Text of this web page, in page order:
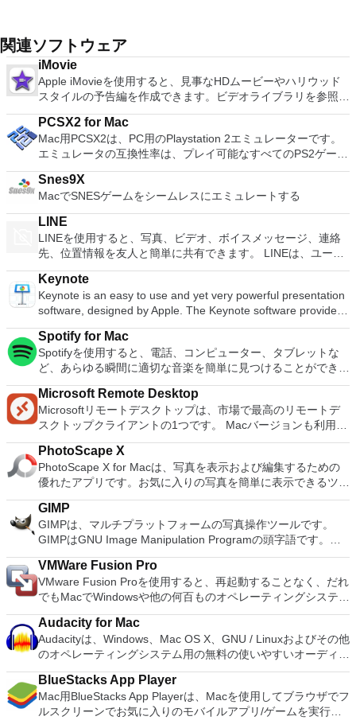
関連ソフトウェア
iMovie
Apple iMovieを使用すると、見事なHDムービーやハリウッド
スタイルの予告編を作成できます。ビデオライブラリを参照し
て、お気に入りのビデオを簡単に共有できます。ビデオは外部
デバイスからインポートして、簡単に微調整、再配置、編集し
てから、共有したりDVDに書き込んだりできます。 機能が含
まれます： 日付でサイドバーのイベントをソートするオプシ
ョン新しいタイトルのフォント、サイズ、色を変更するタイム
ラインのトランジションをダブルクリックして、継続時間を調
整しますイベント内のクリップの切り取りと回転調整バーを使
用して速度効果を追加する速度効果の出入りをスムーズに切り
替えるオプション
PCSX2 for Mac
Mac用PCSX2は、PC用のPlaystation 2エミュレーターです。
エミュレータの互換性率は、プレイ可能なすべてのPS2ゲーム
の80％以上を誇っています。かなり強力なコンピューターを
所有している場合、PCSX2 for Macは優れたエミュレーターで
す。また、このアプリケーションはローエンドコンピューター
のサポートも提供するため、Playstation 2コンソールのすべて
の所有者は、Macで動作するゲームを見ることができます。
Macエミュレーター用PCSX2を使用すると、PS2コントローラ
ーを使用して本物のプレイステーション体験をシミュレートで
きます。このアプリケーションでは、ディスクからゲームを直
接実行することも、ハードドライブからイメージとして実行す
ることもできます。 主な機能は次のとおりです。
Savestates：ボタンを1つ押すだけで、ゲームの現在の「状
態」を保存できます。 無制限のメモリーカード：好きなだけ
メモリーカードを保存でき、8MBから64MBまでの単一の物理
カードに制限されなくなりました。 高解像度のグラフィック
ムをプレイできます。 全体的に、PC PS2 for Mac PS2エミュ
レーターの機能は優れています。 PS2ゲームを高い精度でエ
ミュレートでき、Mac OSとエミュレーターを切り替えること
ができます。欠点は、高速ゲームに苦労し、時々フリーズまた
はクラッシュすることです。* Mac用PCSX2を使用するには、
コンソールから抽出できるPlaystation 2 BIOSが必要です。
Snes9X
MacでSNESゲームをシームレスにエミュレートする
LINE
LINEを使用すると、写真、ビデオ、ボイスメッセージ、連絡
先、位置情報を友人と簡単に共有できます。 LINEは、ユーザ
ーが他の多くのプラットフォームとともにMacやiOSの仲間の
ユーザーとやり取りできる唯一のサービスの1つです。 人気ア
ーティスト、有名人、ブランド、テレビ番組の最新ニュースと
特別クーポンを入手できます。 LINEを使用すると、1対1のメ
ッセージングとグループチャットで、いつでもどこでも無料の
インスタントメッセージを友人と交換できます。 LINEは、
iPhone、Android、Windows Phone、Blackberry、さらには
PCのすべての一般的なスマートフォンデバイスで利用できま
す。 主な機能に含まれるもの LINEステッカー：10,000を超え
るステッカーと顔文字を使用した、より楽しく表現力豊かなチ
ャット。 タイムライン：タイムラインを使用してテキスト、
写真、ビデオ、ステッカーを共有し、親しい友人とストーリー
を交換します。 スナップムービー：わずか10秒で最高品質の
ビデオを作成できます。クールなバックグラウンドミュージッ
クを追加して、友人と共有できます。 友達を簡単に追加：
QRコード、またはLINE ID。
Keynote
Keynote is an easy to use and yet very powerful presentation
software, designed by Apple. The Keynote software provides
you with a massive array of tools and effects to ensure your
presentations stand out from the crowd. It can be used for
home, academic and business presentations. There are over
30 Apple-designed themes to choose from. The visual effects
are simply stunning to use. When combined with graphics,
transitions and images, you can create high quality
presentations with a fresh look. Using Keynote you can create
amazing presentations both quickly and easily. The software
uses a simple drag and drop interface with a clean and well
designed format panel and toolbar. Keynote automatically
saves your presentation as you make changes and with
iCloud you can access and edit your work from your Mac,
iPad, iPhone, iPod Touch and iCloud.com. You can import a
varied range of media types including; JPEG, TIFF, PNG,
PSD, EPS, PDF, AIFF, MP3, AAC, and MOV. When you have
to Microsoft PowerPoint, PDF, QuickTime, HTML and image
files. You can then share as Movie to Facebook, Vimeo, and
YouTube. Main Features: Get Started Quickly Easy To Use
Graphics Tools Cinema Quality Animations Share Your Work
Easily As Apple says: Keynote. Your presentation. Totally
decked out.
Spotify for Mac
Spotifyを使用すると、電話、コンピューター、タブレットな
ど、あらゆる瞬間に適切な音楽を簡単に見つけることができま
す。 Spotifyには数百万のトラックがあります。エクササイ
ズ、パーティー、リラックスのいずれでも、適切な音楽がいつ
でも手元にあります。聴きたいものを選択するか、Spotifyに
驚かせてください。 また、友人、アーティスト、有名人の音
楽コレクションを閲覧したり、ラジオ局を作成して座ったりす
ることもできます。 Spotifyであなたの人生をサウンドトラッ
クしましょう。購読または無料で聴くことができます。
Microsoft Remote Desktop
Microsoftリモートデスクトップは、市場で最高のリモートデ
スクトップクライアントの1つです。 Macバージョンも利用で
きるようになりました。 Macバージョンは、ユーザーがPCを
Macに接続し、マシン間でシームレスに作業するのに役立ちま
す。 このソフトウェアのセットアップは簡単です。ユーザー
はメインダイアログボックスを開き、接続したいコンピュータ
ーのネットワークIDを入力するだけで、接続はほぼ瞬時に確立
されます。または、接続を確立する必要があるコンピューター
の名前を入力することもできます。ユーザーは、両方のマシン
でターミナルサービスがアクティブになっていることを確認す
る必要があります。そうでない場合、接続プロンプトは拒否さ
れます。個人的な好みを選択または構成することも可能です。
これには、コンピューターの両方でハードドライブにアクセス
できるようにすることや、マシンの解像度を選択することが含
まれます。 多くの設定オプションと非常に滑らかなインター
フェースを備えたこのソフトウェアは、あなたにとってうまく
機能します。
PhotoScape X
PhotoScape X for Macは、写真を表示および編集するための
優れたアプリです。お気に入りの写真を簡単に表示できるツー
ルが多数用意されています。 ユーザーインターフェイスの外
観は基本的ですが、いくつかのテーマを選択することができま
す。これらのテーマは、この機能的なアプリに少しの色と多様
性を追加します。画像をクリックすると、サイズ変更、トリミ
ング、色調整、目の補正、シャープ、ぼかしなどの一般的なツ
ールを使用してすぐに編集を開始できます。編集が完了した
ら、画像を同じ場所に保存するか、個別に保存することを選択
できます。写真は、Facebook、Twitter、Picasa、Flickrなどの
ソーシャルネットワークでも共有できます。 PhotoScape X
for MacにはGIF作成ツールも備わっています。このツール
は、このアプリケーションに1円も払わないと考えた場合に最
適です。複数の写真をバッチ編集し、写真を結合して楽しいコ
ラージュを作成することもできます。 全体として、
PhotoScape X for Macは非常に機能的な写真編集アプリであ
り、iPhotoの優れた代替品です。
GIMP
GIMPは、マルチプラットフォームの写真操作ツールです。
GIMPはGNU Image Manipulation Programの頭字語です。
GIMPは、写真のレタッチ、画像の合成、画像の構築など、さ
まざまな画像操作タスクに適しています。 多くの機能があり
ます。シンプルなペイントプログラム、エキスパート品質の写
真レタッチプログラム、オンラインバッチ処理システム、大量
生産イメージレンダラー、イメージフォーマットコンバーター
などとして使用できます。 ブラシ、鉛筆、エアブラシ、クロ
ーン作成などを含むペイントツールのフルスイートタイルベー
スのメモリ管理により、画像サイズは利用可能なディスク容量
のみによって制限されます高品質のアンチエイリアスのための
すべてのペイントツールのサブピクセルサンプリングアルファ
チャネルの完全サポートレイヤーとチャンネル Script-Fuなど
の外部プログラムから内部GIMP関数を呼び出すための手続き
VMWare Fusion Pro
VMware Fusion Proを使用すると、再起動することなく、だれ
でもMacでWindowsや他の何百ものオペレーティングシステム
を実行できます。このアプリは、新規ユーザーにとっては十分
にシンプルでありながら、ITプロフェッショナル、開発者、お
よび企業にとっては十分に強力です。 主な機能は次のとおり
です。 MacOS Sierra対応の VMware Fusion Proを使用する
と、MacOS 10.12 Sierraを搭載したMacで仮想マシンを起動
したり、サンドボックスで新しいmacOSを安全にテストした
りできます。 Windows 10向けに構築Windows 10を Macの仮
想マシンとして実行するための完全なサポート。 柔軟なアプ
Audacity for Mac
Audacityは、Windows、Mac OS X、GNU / Linuxおよびその他
のオペレーティングシステム用の無料の使いやすいオーディオ
エディタおよびレコーダーです。 Audacityを使用して次のこ
とができます。 ライブオーディオを録音します。 テープと記
録をデジタル録音またはCDに変換します。 Ogg Vorbis、
MP3、WAVまたはAIFFサウンドファイルを編集します。 サウ
BlueStacks App Player
Mac用BlueStacks App Playerは、Macを使用してブラウザでフ
ルスクリーンでお気に入りのモバイルアプリ/ゲームを実行で